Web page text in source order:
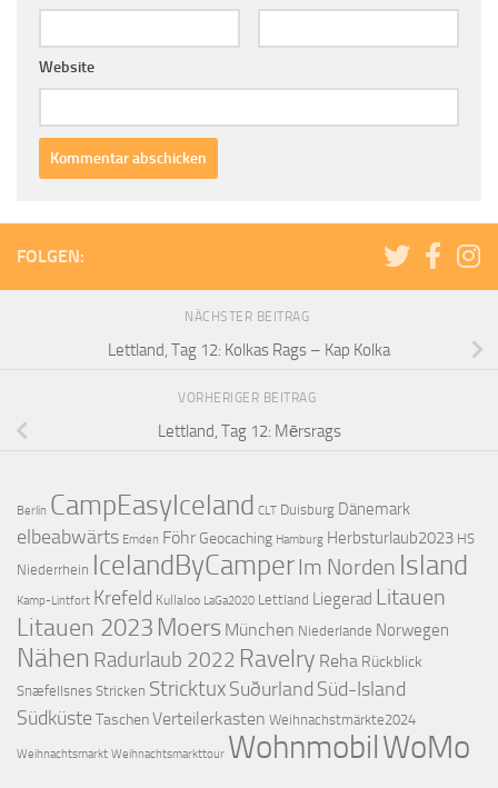
Website
FOLGEN:
NÄCHSTER BEITRAG
Lettland, Tag 12: Kolkas Rags – Kap Kolka
VORHERIGER BEITRAG
Lettland, Tag 12: Mērsrags
Berlin CampEasyIceland CLT Duisburg Dänemark
elbeabwärts Emden Föhr Geocaching Hamburg Herbsturlaub2023 HS
Niederrhein IcelandByCamperIm Norden Island
Kamp-Lintfort Krefeld Kullaloo LaGa2020 Lettland Liegerad Litauen
Litauen 2023 Moers München Niederlande Norwegen
Nähen Radurlaub 2022 Ravelry Reha Rückblick
Snæfellsnes Stricken StricktuxSuðurland Süd-Island
Südküste TaschenVerteilerkasten Weihnachstmärkte2024
Weihnachtsmarkt Weihnachtsmarkttour WohnmobilWoMo